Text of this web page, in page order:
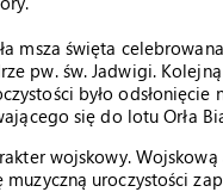
msza święta
pw. św. Jadwigi.
było
się do lotu Orła
wojskowy.
muzyczną uroczystości